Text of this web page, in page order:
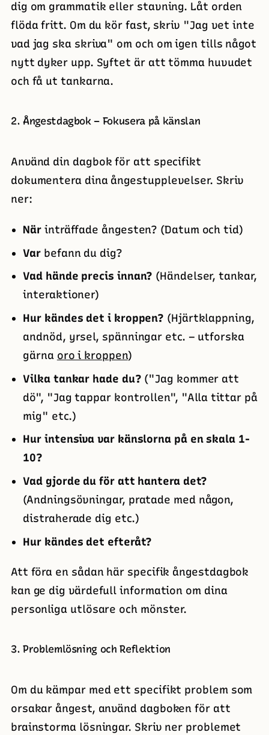
dig om grammatik eller stavning. Låt orden
flöda fritt. Om du kör fast, skriv "Jag vet inte
vad jag ska skriva" om och om igen tills något
nytt dyker upp. Syftet är att tömma huvudet
och få ut tankarna.
2. Ångestdagbok – Fokusera på känslan
Använd din dagbok för att specifikt
dokumentera dina ångestupplevelser. Skriv
ner:
När inträffade ångesten? (Datum och tid)
Var befann du dig?
Vad hände precis innan? (Händelser, tankar,
interaktioner)
Hur kändes det i kroppen? (Hjärtklappning,
andnöd, yrsel, spänningar etc. – utforska
gärna oro i kroppen)
Vilka tankar hade du? ("Jag kommer att
dö", "Jag tappar kontrollen", "Alla tittar på
mig" etc.)
Hur intensiva var känslorna på en skala 1-
10?
Vad gjorde du för att hantera det?
(Andningsövningar, pratade med någon,
distraherade dig etc.)
Hur kändes det efteråt?
Att föra en sådan här specifik ångestdagbok
kan ge dig värdefull information om dina
personliga utlösare och mönster.
3. Problemlösning och Reflektion
Om du kämpar med ett specifikt problem som
orsakar ångest, använd dagboken för att
brainstorma lösningar. Skriv ner problemet